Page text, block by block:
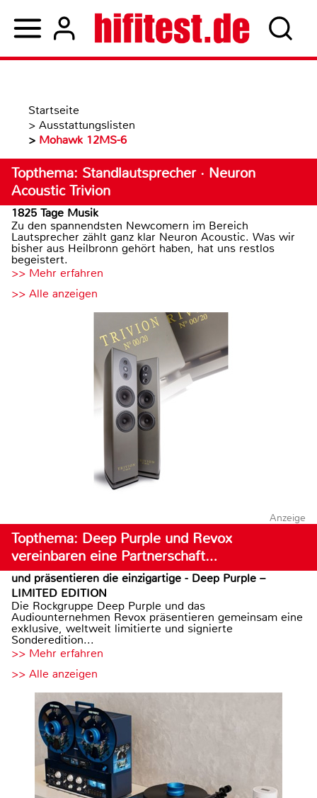
Startseite
> Ausstattungslisten
> Mohawk 12MS-6
Topthema: Standlautsprecher · Neuron
Acoustic Trivion
1825 Tage Musik
Zu den spannendsten Newcomern im Bereich
Lautsprecher zählt ganz klar Neuron Acoustic. Was wir
bisher aus Heilbronn gehört haben, hat uns restlos
begeistert.
>> Mehr erfahren
>> Alle anzeigen
Anzeige
Topthema: Deep Purple und Revox
vereinbaren eine Partnerschaft…
und präsentieren die einzigartige - Deep Purple –
LIMITED EDITION
Die Rockgruppe Deep Purple und das
Audiounternehmen Revox präsentieren gemeinsam eine
exklusive, weltweit limitierte und signierte
Sonderedition...
>> Mehr erfahren
>> Alle anzeigen